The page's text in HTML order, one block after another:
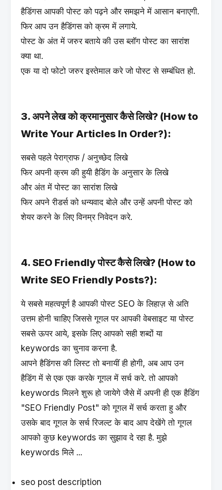
हैडिंगस आपकी पोस्ट को पढ़ने और समझने में आसान बनाएगी.
फिर आप उन हैडिंगस को क्रम में लगाये.
पोस्ट के अंत में जरुर बताये की उस ब्लॉग पोस्ट का सारांश
क्या था.
एक या दो फोटो जरुर इस्तेमाल करे जो पोस्ट से सम्बंधित हो.
3. अपने लेख को क्रमानुसार कैसे लिखे? (How to
Write Your Articles In Order?):
सबसे पहले पेराग्राफ / अनुच्छेद लिखे
फिर अपनी क्रम की हुयी हैडिंग के अनुसार के लिखे
और अंत में पोस्ट का सारांश लिखे
फिर अपने रीडर्स को धन्यवाद बोले और उन्हें अपनी पोस्ट को
शेयर करने के लिए विनम्र निवेदन करे.
4. SEO Friendly पोस्ट कैसे लिखे? (How to
Write SEO Friendly Posts?):
ये सबसे महत्वपूर्ण है आपकी पोस्ट SEO के लिहाज़ से अति
उत्तम होनी चाहिए जिससे गूगल पर आपकी वेबसाइट या पोस्ट
सबसे ऊपर आये, इसके लिए आपको सही शब्दों या
keywords का चुनाव करना है.
आपने हैडिंगस की लिस्ट तो बनायीं ही होगी, अब आप उन
हैडिंग में से एक एक करके गूगल में सर्च करे. तो आपको
keywords मिलने शुरू हो जायेगे जैसे में अपनी ही एक हैडिंग
"SEO Friendly Post" को गूगल में सर्च करता हु और
उसके बाद गूगल के सर्च रिजल्ट के बाद आप देखेंगे तो गूगल
आपको कुछ keywords का सुझाव दे रहा है. मुझे
keywords मिले ...
seo post description